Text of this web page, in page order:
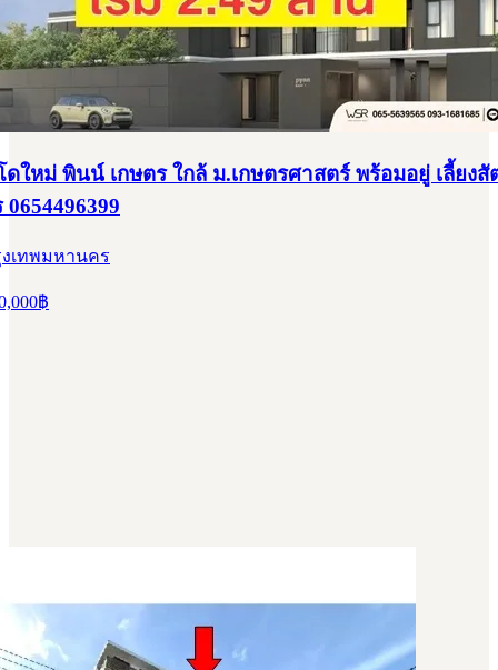
ใหม่ พินน์ เกษตร ใกล้ ม.เกษตรศาสตร์ พร้อมอยู่ เลี้ยงสั
0654496399
เทพมหานคร
฿